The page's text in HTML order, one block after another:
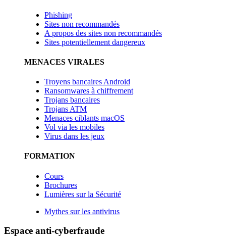
Phishing
Sites non recommandés
A propos des sites non recommandés
Sites potentiellement dangereux
MENACES VIRALES
Troyens bancaires Android
Ransomwares à chiffrement
Trojans bancaires
Trojans ATM
Menaces ciblants macOS
Vol via les mobiles
Virus dans les jeux
FORMATION
Cours
Brochures
Lumières sur la Sécurité
Mythes sur les antivirus
Espace anti-cyberfraude